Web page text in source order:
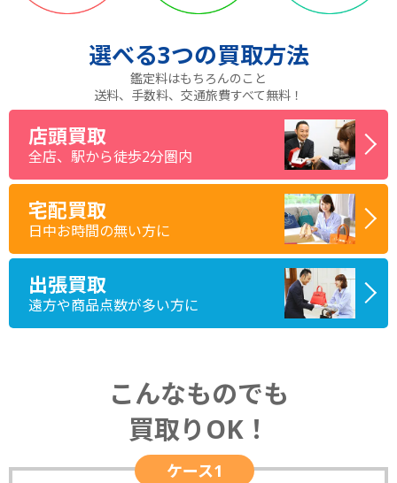
選べる3つの買取方法
鑑定料はもちろんのこと
送料、手数料、交通旅費すべて無料！
店頭買取
全店、駅から徒歩2分圏内
宅配買取
日中お時間の無い方に
出張買取
遠方や商品点数が多い方に
こんなものでも
買取りOK！
ケース1